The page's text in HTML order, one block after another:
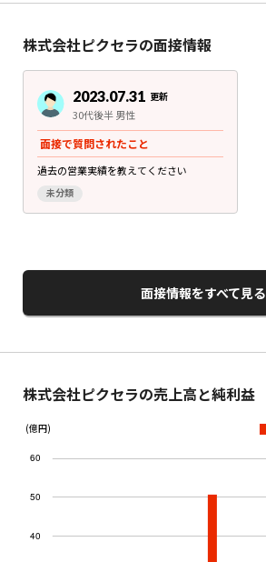
株式会社ピクセラの面接情報
2023.07.31 更新
30代後半 男性
面接で質問されたこと
過去の営業実績を教えてください
未分類
面接情報をすべて見る
株式会社ピクセラの売上高と純利益
(億円)